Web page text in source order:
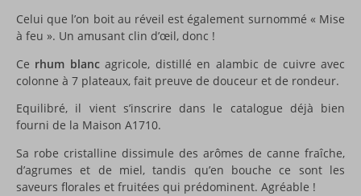
Celui que l’on boit au réveil est également surnommé « Mise
à feu ». Un amusant clin d’œil, donc !
Ce rhum blancagricole, distillé en alambic de cuivre avec
colonne à 7 plateaux, fait preuve de douceur et de rondeur.
Equilibré, il vient s’inscrire dans le catalogue déjà bien
fourni de la Maison A1710.
Sa robe cristalline dissimule des arômes de canne fraîche,
d’agrumes et de miel, tandis qu’en bouche ce sont les
saveurs florales et fruitées qui prédominent. Agréable !